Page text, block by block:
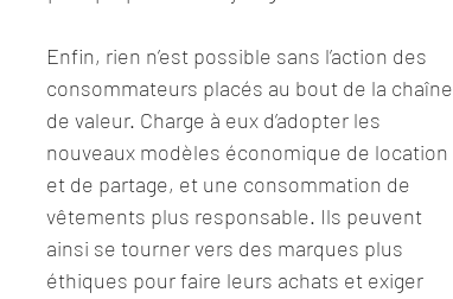
Enfin, rien n’est possible sans l’action des
consommateurs placés au bout de la chaîne
de valeur. Charge à eux d’adopter les
nouveaux modèles économique de location
et de partage, et une consommation de
vêtements plus responsable. Ils peuvent
ainsi se tourner vers des marques plus
éthiques pour faire leurs achats et exiger